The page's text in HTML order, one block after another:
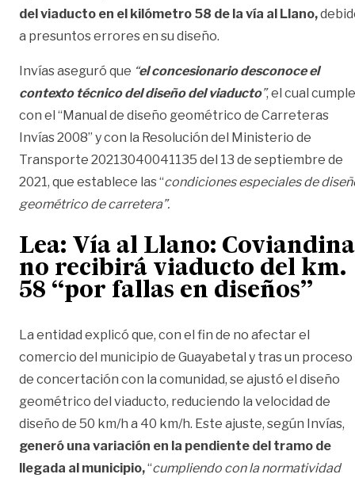
del viaducto en el kilómetro 58 de la vía al Llano,
a presuntos errores en su diseño.
Invías aseguró que “el concesionario desconoce el
contexto técnico del diseño del viaducto”, el cual cumple
con el “Manual de diseño geométrico de Carreteras
Invías 2008” y con la Resolución del Ministerio de
Transporte 20213040041135 del 13 de septiembre de
2021, que establece las “condiciones especiales de
geométrico de carretera”.
Lea: Vía al Llano: Coviandina
no recibirá viaducto del km.
58 “por fallas en diseños”
La entidad explicó que, con el fin de no afectar el
comercio del municipio de Guayabetal y tras un proceso
de concertación con la comunidad, se ajustó el diseño
geométrico del viaducto, reduciendo la velocidad de
diseño de 50 km/h a 40 km/h. Este ajuste, según Invías,
generó una variación en la pendiente del tramo de
llegada al municipio,“cumpliendo con la normatividad